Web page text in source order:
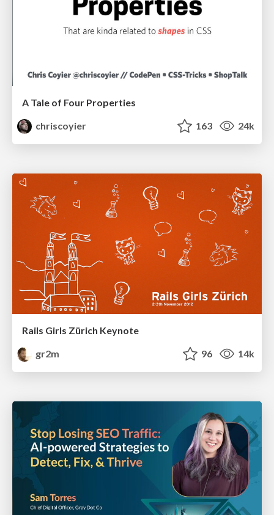
A Tale of Four Properties
chriscoyier
163 24k
Rails Girls Zürich Keynote
gr2m
96 14k